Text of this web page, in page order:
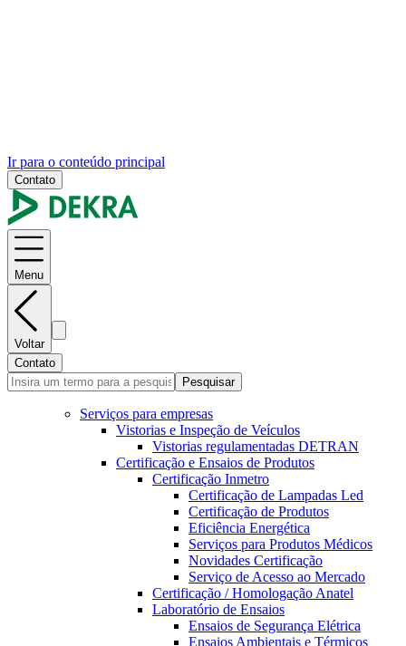
Ir para o conteúdo principal
Contato
Menu
Voltar
Contato
Pesquisar
Serviços para empresas
Vistorias e Inspeção de Veículos
Vistorias regulamentadas DETRAN
Certificação e Ensaios de Produtos
Certificação Inmetro
Certificação de Lampadas Led
Certificação de Produtos
Eficiência Energética
Serviços para Produtos Médicos
Novidades Certificação
Serviço de Acesso ao Mercado
Certificação / Homologação Anatel
Laboratório de Ensaios
Ensaios de Segurança Elétrica
Ensaios Ambientais e Térmicos